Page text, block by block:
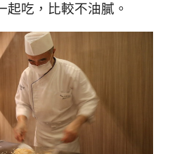
起吃，比較不油膩。